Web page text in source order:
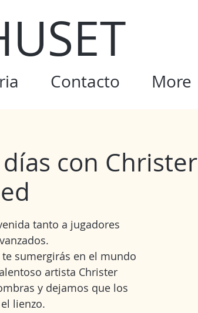
Contacto More
con Christer
tanto a jugadores
sumergirás en el mundo
artista Christer
y dejamos que los
lienzo.